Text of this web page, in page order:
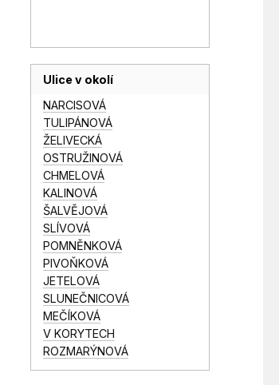
Ulice v okolí
NARCISOVÁ
TULIPÁNOVÁ
ŽELIVECKÁ
OSTRUŽINOVÁ
CHMELOVÁ
KALINOVÁ
ŠALVĚJOVÁ
SLÍVOVÁ
POMNĚNKOVÁ
PIVOŇKOVÁ
JETELOVÁ
SLUNEČNICOVÁ
MEČÍKOVÁ
V KORYTECH
ROZMARÝNOVÁ